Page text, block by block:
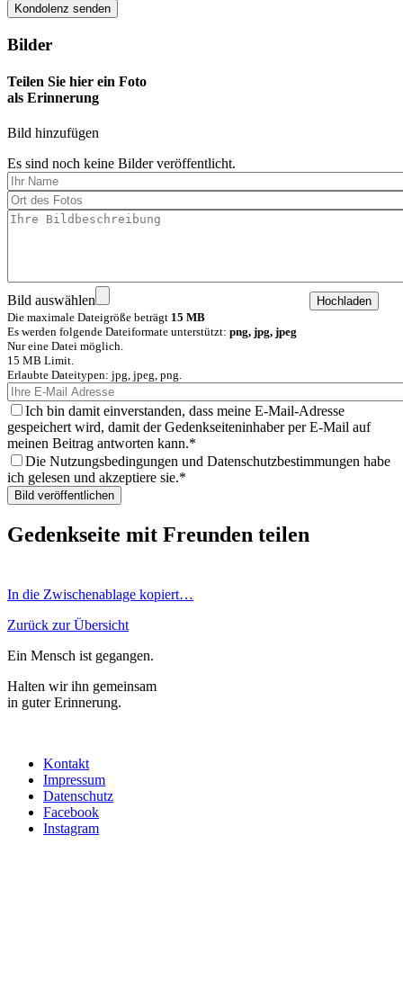
Bilder
Teilen Sie hier ein Foto
als Erinnerung
Bild hinzufügen
Es sind noch keine Bilder veröffentlicht.
Bild auswählen
Die maximale Dateigröße beträgt 15 MB
Es werden folgende Dateiformate unterstützt: png, jpg, jpeg
Nur eine Datei möglich.
15 MB Limit.
Erlaubte Dateitypen: jpg, jpeg, png.
Ich bin damit einverstanden, dass meine E-Mail-Adresse
gespeichert wird, damit der Gedenkseiteninhaber per E-Mail auf
meinen Beitrag antworten kann.
Die Nutzungsbedingungen und Datenschutzbestimmungen habe
ich gelesen und akzeptiere sie.
Gedenkseite mit Freunden teilen
In die Zwischenablage kopiert…
Zurück zur Übersicht
Ein Mensch ist gegangen.
Halten wir ihn gemeinsam
in guter Erinnerung.
Kontakt
Impressum
Datenschutz
Facebook
Instagram